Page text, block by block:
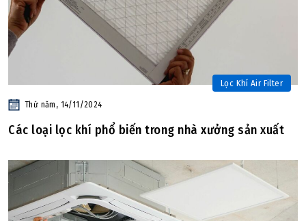
Lọc Khí Air Filter
Thứ năm, 14/11/2024
Các loại lọc khí phổ biến trong nhà xưởng sản xuất